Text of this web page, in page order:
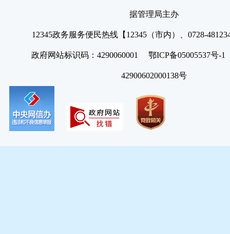
据管理局主办
12345政务服务便民热线【12345（市内）、0728-
政府网站标识码：4290060001 鄂ICP备05005537号
42900602000138号